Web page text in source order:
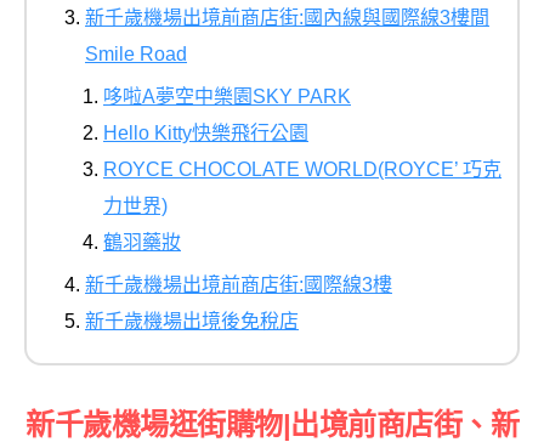
新千歲機場出境前商店街:國內線與國際線3樓間
Smile Road
哆啦A夢空中樂園SKY PARK
Hello Kitty快樂飛行公園
ROYCE CHOCOLATE WORLD(ROYCE’ 巧克
力世界)
鶴羽藥妝
新千歲機場出境前商店街:國際線3樓
新千歲機場出境後免稅店
新千歲機場逛街購物|出境前商店街、新